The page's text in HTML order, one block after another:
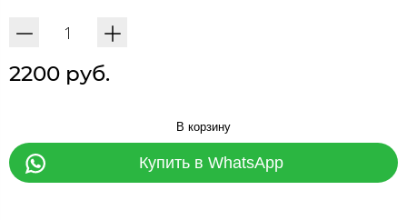
2200 руб.
В корзину
Купить в WhatsApp